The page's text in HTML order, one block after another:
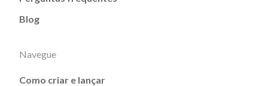
Blog
Navegue
Como criar e lançar